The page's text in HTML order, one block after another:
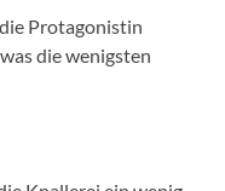
Protagonistin
die wenigsten